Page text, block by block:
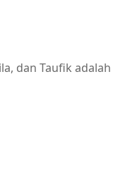
dan Taufik adalah